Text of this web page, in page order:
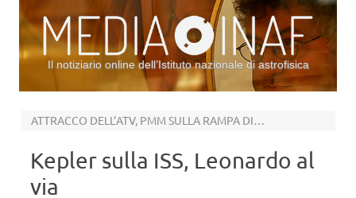
Il notiziario online dell’Istituto nazionale di astrofisica
ATTRACCO DELL’ATV, PMM SULLA RAMPA DI LANCIO
Kepler sulla ISS, Leonardo al
via